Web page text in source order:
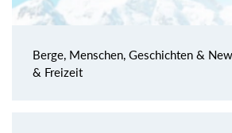
Berge, Menschen, Geschichten &
& Freizeit